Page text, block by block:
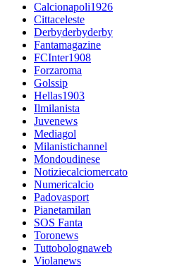
Calcionapoli1926
Cittaceleste
Derbyderbyderby
Fantamagazine
FCInter1908
Forzaroma
Golssip
Hellas1903
Ilmilanista
Juvenews
Mediagol
Milanistichannel
Mondoudinese
Notiziecalciomercato
Numericalcio
Padovasport
Pianetamilan
SOS Fanta
Toronews
Tuttobolognaweb
Violanews